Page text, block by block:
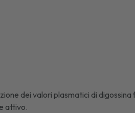
dei valori plasmatici di
attivo.